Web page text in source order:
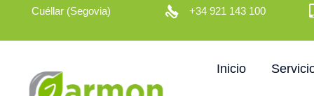
Cuéllar (Segovia) +34 921 143 100
Inicio